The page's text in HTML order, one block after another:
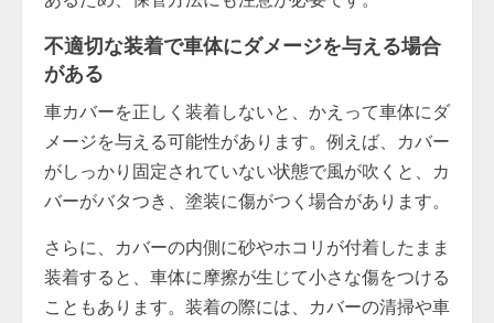
不適切な装着で車体にダメージを与える場合
がある
車カバーを正しく装着しないと、かえって車体にダ
メージを与える可能性があります。例えば、カバー
がしっかり固定されていない状態で風が吹くと、カ
バーがバタつき、塗装に傷がつく場合があります。
さらに、カバーの内側に砂やホコリが付着したまま
装着すると、車体に摩擦が生じて小さな傷をつける
こともあります。装着の際には、カバーの清掃や車